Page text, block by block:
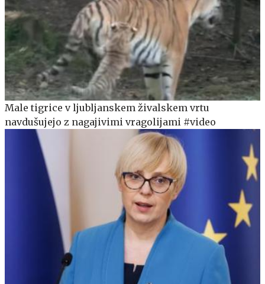
Male tigrice v ljubljanskem živalskem vrtu
navdušujejo z nagajivimi vragolijami #video